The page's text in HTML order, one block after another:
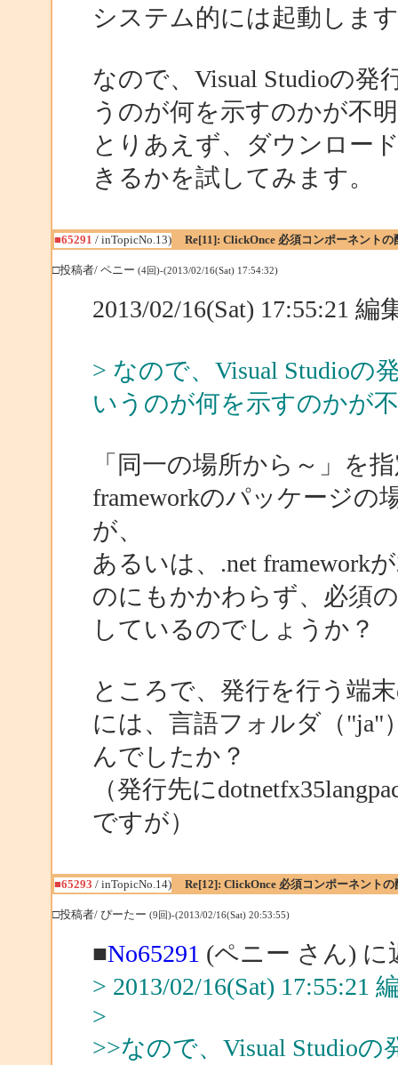
システム的には起動しま
なので、Visual Studioの
うのが何を示すのかが不
とりあえず、ダウンロー
きるかを試してみます。
■65291 / inTopicNo.13) Re[11]: ClickOnce 必須コンポーネントの
□投稿者/ ペニー (4回)-(2013/02/16(Sat) 17:54:32)
2013/02/16(Sat) 17:55:21 編
> なので、Visual Studioの
いうのが何を示すのかが
「同一の場所から～」を
frameworkのパッケージの
が、
あるいは、.net framework
のにもかかわらず、必須
しているのでしょうか？
ところで、発行を行う端
には、言語フォルダ（
んでしたか？
（発行先に
ですが）
■65293 / inTopicNo.14) Re[12]: ClickOnce 必須コンポーネントの
□投稿者/ ぴーたー (9回)-(2013/02/16(Sat) 20:53:55)
■No65291 (ペニー さん) に
> 2013/02/16(Sat) 17:55:21
>
>>なので、Visual Studio